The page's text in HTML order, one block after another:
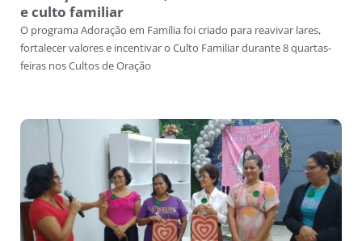
e culto familiar
O programa Adoração em Família foi criado para reavivar lares,
fortalecer valores e incentivar o Culto Familiar durante 8 quartas-
feiras nos Cultos de Oração